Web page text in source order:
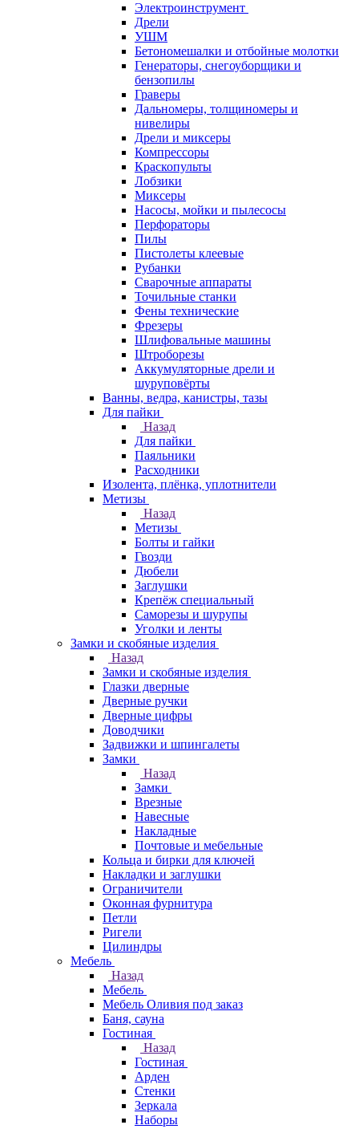
Электроинструмент
Дрели
УШМ
Бетономешалки и отбойные молотки
Генераторы, снегоуборщики и
бензопилы
Граверы
Дальномеры, толщиномеры и
нивелиры
Дрели и миксеры
Компрессоры
Краскопульты
Лобзики
Миксеры
Насосы, мойки и пылесосы
Перфораторы
Пилы
Пистолеты клеевые
Рубанки
Сварочные аппараты
Точильные станки
Фены технические
Фрезеры
Шлифовальные машины
Штроборезы
Аккумуляторные дрели и
шуруповёрты
Ванны, ведра, канистры, тазы
Для пайки
Назад
Для пайки
Паяльники
Расходники
Изолента, плёнка, уплотнители
Метизы
Назад
Метизы
Болты и гайки
Гвозди
Дюбели
Заглушки
Крепёж специальный
Саморезы и шурупы
Уголки и ленты
Замки и скобяные изделия
Назад
Замки и скобяные изделия
Глазки дверные
Дверные ручки
Дверные цифры
Доводчики
Задвижки и шпингалеты
Замки
Назад
Замки
Врезные
Навесные
Накладные
Почтовые и мебельные
Кольца и бирки для ключей
Накладки и заглушки
Ограничители
Оконная фурнитура
Петли
Ригели
Цилиндры
Мебель
Назад
Мебель
Мебель Оливия под заказ
Баня, сауна
Гостиная
Назад
Гостиная
Арден
Стенки
Зеркала
Наборы